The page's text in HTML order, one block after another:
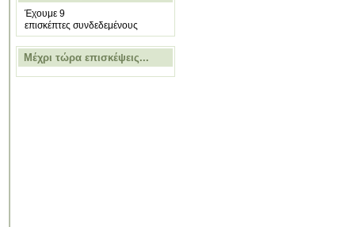
Έχουμε 9
επισκέπτες συνδεδεμένους
Μέχρι τώρα επισκέψεις...